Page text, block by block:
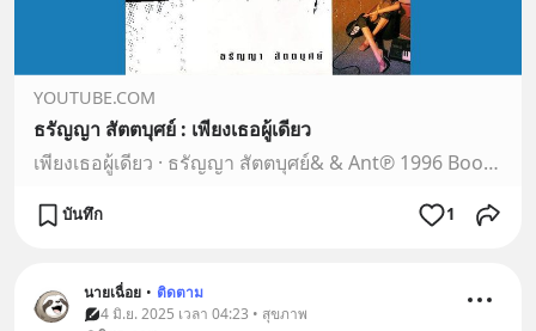
YOUTUBE.COM
ธรัญญา สัตตบุศย์ : เพียงเธอผู้เดียว
เพียงเธอผู้เดียว · ธรัญญา สัตตบุศย์& & Ant℗ 1996 Boop Records
บันทึก 1
นายเฉื่อย • ติดตาม
4 มิ.ย. 2025 เวลา 04:23 • สุขภาพ